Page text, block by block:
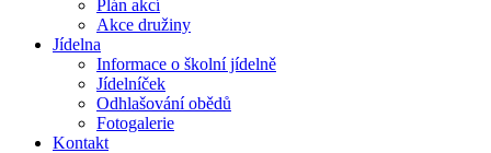
Plán akcí
Akce družiny
Jídelna
Informace o školní jídelně
Jídelníček
Odhlašování obědů
Fotogalerie
Kontakt